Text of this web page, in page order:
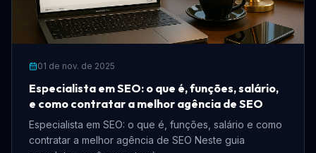
01 de nov. de 2025
Especialista em SEO: o que é, funções, salário,
e como contratar a melhor agência de SEO
Especialista em SEO: o que é, funções, salário e como
contratar a melhor agência de SEO Neste guia